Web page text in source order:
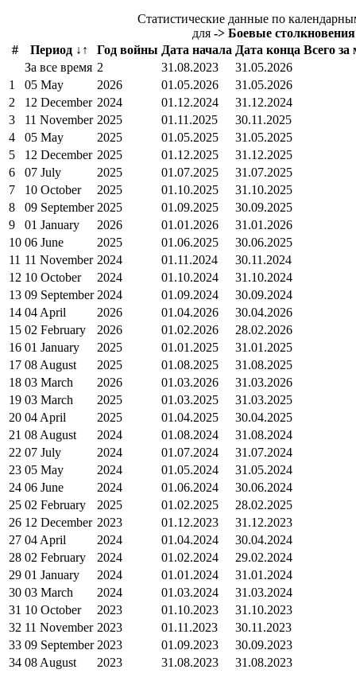
Статистические данные по
для -> Боевые столкновения
#
Период ↓↑ Год войны Дата начала Дата конца Всего
За все время 2 31.08.2023
31.05.2026
1
05 May 2026 01.05.2026
31.05.2026
2
12 December 2024 01.12.2024
31.12.2024
3
11 November 2025 01.11.2025
30.11.2025
4
05 May 2025 01.05.2025
31.05.2025
5
12 December 2025 01.12.2025
31.12.2025
6
07 July 2025 01.07.2025
31.07.2025
7
10 October 2025 01.10.2025
31.10.2025
8
09 September 2025 01.09.2025
30.09.2025
9
01 January 2026 01.01.2026
31.01.2026
10 06 June 2025 01.06.2025
30.06.2025
11 11 November 2024 01.11.2024
30.11.2024
12 10 October 2024 01.10.2024
31.10.2024
13 09 September 2024 01.09.2024
30.09.2024
14 04 April 2026 01.04.2026
30.04.2026
15 02 February 2026 01.02.2026
28.02.2026
16 01 January 2025 01.01.2025
31.01.2025
17 08 August 2025 01.08.2025
31.08.2025
18 03 March 2026 01.03.2026
31.03.2026
19 03 March 2025 01.03.2025
31.03.2025
20 04 April 2025 01.04.2025
30.04.2025
21 08 August 2024 01.08.2024
31.08.2024
22 07 July 2024 01.07.2024
31.07.2024
23 05 May 2024 01.05.2024
31.05.2024
24 06 June 2024 01.06.2024
30.06.2024
25 02 February 2025 01.02.2025
28.02.2025
26 12 December 2023 01.12.2023
31.12.2023
27 04 April 2024 01.04.2024
30.04.2024
28 02 February 2024 01.02.2024
29.02.2024
29 01 January 2024 01.01.2024
31.01.2024
30 03 March 2024 01.03.2024
31.03.2024
31 10 October 2023 01.10.2023
31.10.2023
32 11 November 2023 01.11.2023
30.11.2023
33 09 September 2023 01.09.2023
30.09.2023
34 08 August 2023 31.08.2023 31.08.2023